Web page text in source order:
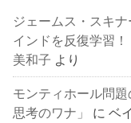
ジェームス・スキ
インドを反復学習！
美和子 より
モンティホール問
思考のワナ」
にベ